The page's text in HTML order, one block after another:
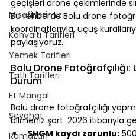
Misafirlerimiz
Kahvaltı Tarifleri
Yemek Tarifleri
Tatlı Tarifleri
Et Mangal
Seyahat
Ramazan
geçişleri drone çekimlerinde
Bu rehberde Bolu drone
koordinatlarıyla, uçuş
paylaşıyoruz.
⠀
Bolu Drone
Durum
⠀
Bolu drone fotoğrafçılığı
bilmeniz şart. 2026 itibarıyla
SHGM kaydı zorunlu: